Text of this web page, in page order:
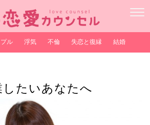
ル 浮気 不倫 失恋と復縁 結婚
したいあなたへ